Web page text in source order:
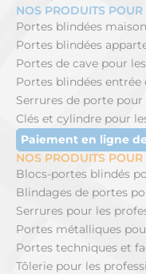
NOS PRODUITS POUR
Portes blindées
Portes blindées
Portes de cave pour
Portes blindées
Serrures de porte
Clés et cylindre pour
Paiement en ligne
NOS PRODUITS
Blocs-portes blindés
Blindages de portes
Serrures pour les
Portes métalliques
Portes techniques et
Tôlerie pour les